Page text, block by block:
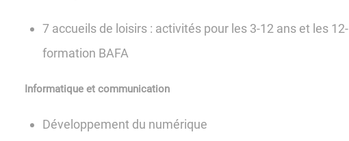
7 accueils de loisirs : activités pour les 3-12 ans et les
formation BAFA
Informatique et communication
Développement du numérique